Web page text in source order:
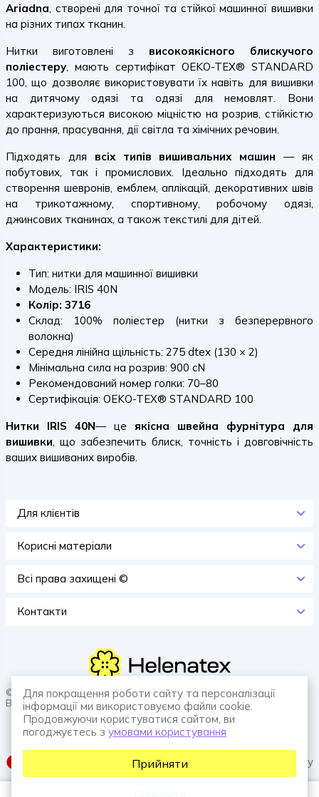
Ariadna, створені для точної та стійкої машинної вишивки
на різних типах тканин.
Нитки виготовлені з високоякісного блискучого
поліестеру, мають сертифікат OEKO-TEX® STANDARD
100, що дозволяє використовувати їх навіть для вишивки
на дитячому одязі та одязі для немовлят. Вони
характеризуються високою міцністю на розрив, стійкістю
до прання, прасування, дії світла та хімічних речовин.
Підходять для всіх типів вишивальних машин — як
побутових, так і промислових. Ідеально підходять для
створення шевронів, емблем, аплікацій, декоративних швів
на трикотажному, спортивному, робочому одязі,
джинсових тканинах, а також текстилі для дітей.
Характеристики:
Тип: нитки для машинної вишивки
Модель: IRIS 40N
Колір: 3716
Склад: 100% поліестер (нитки з безперервного
волокна)
Середня лінійна щільність: 275 dtex (130 × 2)
Мінімальна сила на розрив: 900 cN
Рекомендований номер голки: 70–80
Сертифікація: OEKO-TEX® STANDARD 100
Нитки IRIS 40N— це якісна швейна фурнітура для
вишивки, що забезпечить блиск, точність і довговічність
ваших вишиваних виробів.
Для клієнтів
Корисні матеріали
Всi права захищенi ©
Контакти
© 2026 HELENATEX «Ґудзики, вішаки, нитки. Власне виробництво.
Все для швейної справи.»
SUFIX web agency
Для покращення роботи сайту та персоналізації
інформації ми використовуємо файли cookie.
Продовжуючи користуватися сайтом, ви
погоджуєтесь з умовами користування
Прийняти